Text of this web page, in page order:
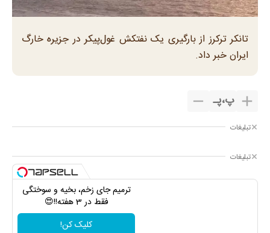
تانکر ترکرز از بارگیری یک نفتکش غول‌پیکر در جزیره خارگ
ایران خبر داد.
پ،پـ
تبلیغات
تبلیغات
ترمیم جای زخم، بخیه و سوختگی
فقط در 3 هفته!!😍
کلیک کن!